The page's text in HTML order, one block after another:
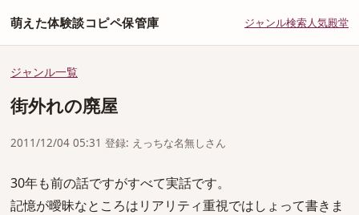
萌えた体験談コピペ保管庫 ジャンル検索人気殿堂
ジャンル一覧
街外れの廃屋
2011/12/04 05:31 登録: えっちな名無しさん
30年も前の話ですがすべて実話です。
記憶が曖昧なところはリアリティ重視ではしょって書きま